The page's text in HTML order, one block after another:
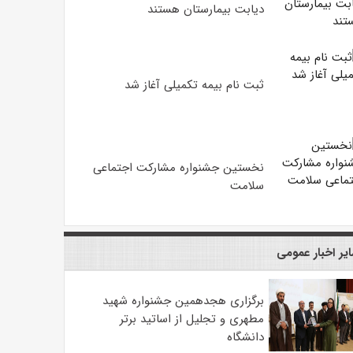
دیابت بیمارستان هستند
ثبت نام بیمه تکمیلی آغاز شد
نخستین جشنواره مشارکت اجتماعی
سلامت
اخبار عمومی
برگزاری هجدهمین جشنواره شهید
مطهری و تجلیل از اساتید برتر
دانشگاه